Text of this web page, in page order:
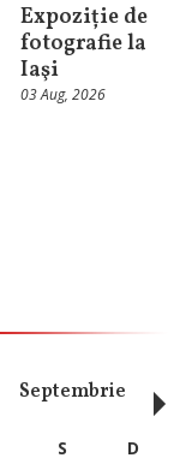
Expoziție de
fotografie la
Iaşi
03 Aug, 2026
Septembrie
S
D